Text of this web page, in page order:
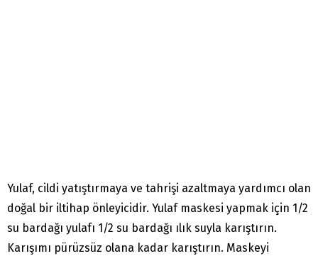
Yulaf, cildi yatıştırmaya ve tahrişi azaltmaya yardımcı olan
doğal bir iltihap önleyicidir. Yulaf maskesi yapmak için 1/2
su bardağı yulafı 1/2 su bardağı ılık suyla karıştırın.
Karışımı pürüzsüz olana kadar karıştırın. Maskeyi